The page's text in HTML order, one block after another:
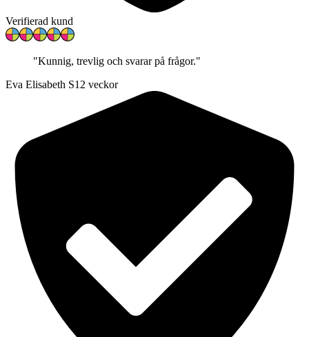
Verifierad kund
"Kunnig, trevlig och svarar på frågor."
Eva Elisabeth S12 veckor